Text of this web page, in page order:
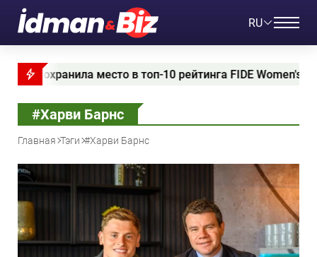
RU
место в топ-10 рейтинга FIDE Women's Circuit
#Харви Барнс
Главная Тэги #Харви Барнс